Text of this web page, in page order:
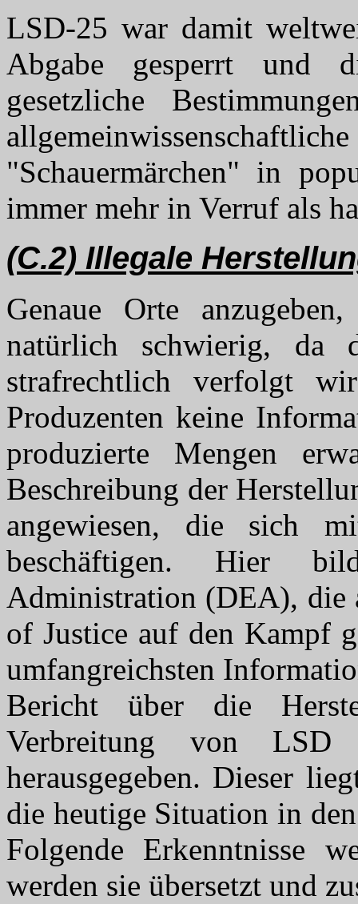
LSD-25 war damit
Abgabe gesperrt und
gesetzliche
"Schauermärchen" in
immer mehr in Verruf als
(C.2) Illegale
Genaue Orte
natürlich schwierig,
strafrechtlich verfolgt
Produzenten keine
produzierte Mengen
Beschreibung der
angewiesen, die sich
beschäftigen. Hier
Administration (DEA), die
of Justice auf den Kampf
umfangreichsten
Bericht über die
Verbreitung von LSD
herausgegeben. Dieser
die heutige Situation in
Folgende Erkenntnisse
werden sie übersetzt und